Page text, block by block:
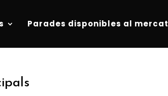
Parades disponibles al mercat